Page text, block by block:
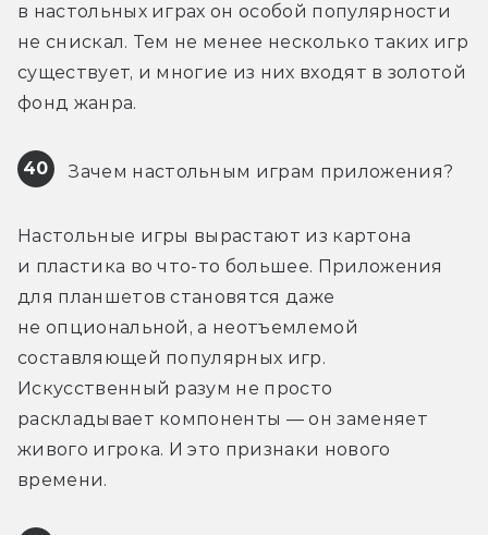
в настольных играх он особой популярности
не снискал. Тем не менее несколько таких игр
существует, и многие из них входят в золотой
фонд жанра.
40 Зачем настольным играм приложения?
Настольные игры вырастают из картона
и пластика во что-то большее. Приложения
для планшетов становятся даже
не опциональной, а неотъемлемой
составляющей популярных игр.
Искусственный разум не просто
раскладывает компоненты — он заменяет
живого игрока. И это признаки нового
времени.